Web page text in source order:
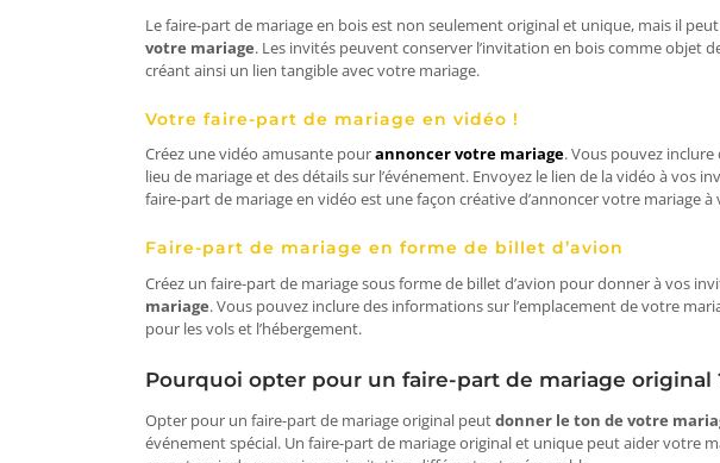
Le faire-part de mariage en bois est non seulement original et unique, mais il
votre mariage. Les invités peuvent conserver l’invitation en bois comme objet
créant ainsi un lien tangible avec votre mariage.
Votre faire-part de mariage en vidéo !
Créez une vidéo amusante pourannoncer votre mariage. Vous pouvez
lieu de mariage et des détails sur l’événement. Envoyez le lien de la vidéo à vos
faire-part de mariage en vidéo est une façon créative d’annoncer votre mariage à
Faire-part de mariage en forme de billet d’avion
Créez un faire-part de mariage sous forme de billet d’avion pour donner à vos
mariage. Vous pouvez inclure des informations sur l’emplacement de votre
pour les vols et l’hébergement.
Pourquoi opter pour un faire-part de mariage original
Opter pour un faire-part de mariage original peutdonner le ton de votre
événement spécial. Un faire-part de mariage original et unique peut aider votre